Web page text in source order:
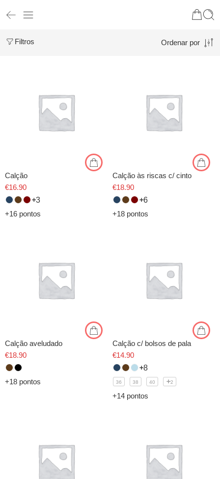
Filtros Ordenar por
Calção
€16.90
3
+16 pontos
Calção às riscas c/ cinto
€18.90
6
+18 pontos
Calção aveludado
€18.90
+18 pontos
Calção c/ bolsos de pala
€14.90
8
36 38 40 2
+14 pontos